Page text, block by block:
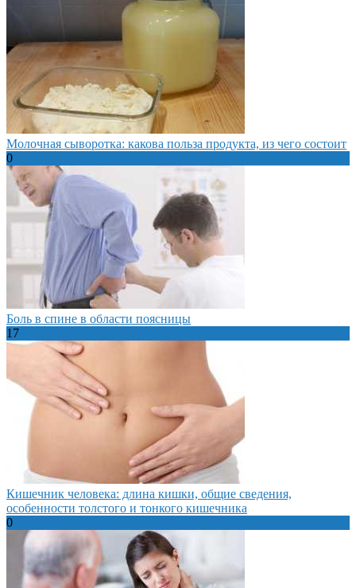
Молочная сыворотка: какова польза продукта, из чего состоит
0
Боль в спине в области поясницы
17
Кишечник человека: длина кишки, общие сведения,
особенности толстого и тонкого кишечника
0